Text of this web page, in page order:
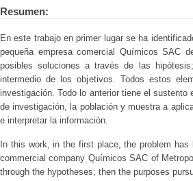
Resumen:
En este trabajo en primer lugar se ha
pequeña empresa comercial Químicos SAC
posibles soluciones a través de las
intermedio de los objetivos. Todos estos
investigación. Todo lo anterior tiene el
de investigación, la población y muestra a
e interpretar la información.
In this work, in the first place, the problem
commercial company Químicos SAC of
through the hypotheses; then the purposes